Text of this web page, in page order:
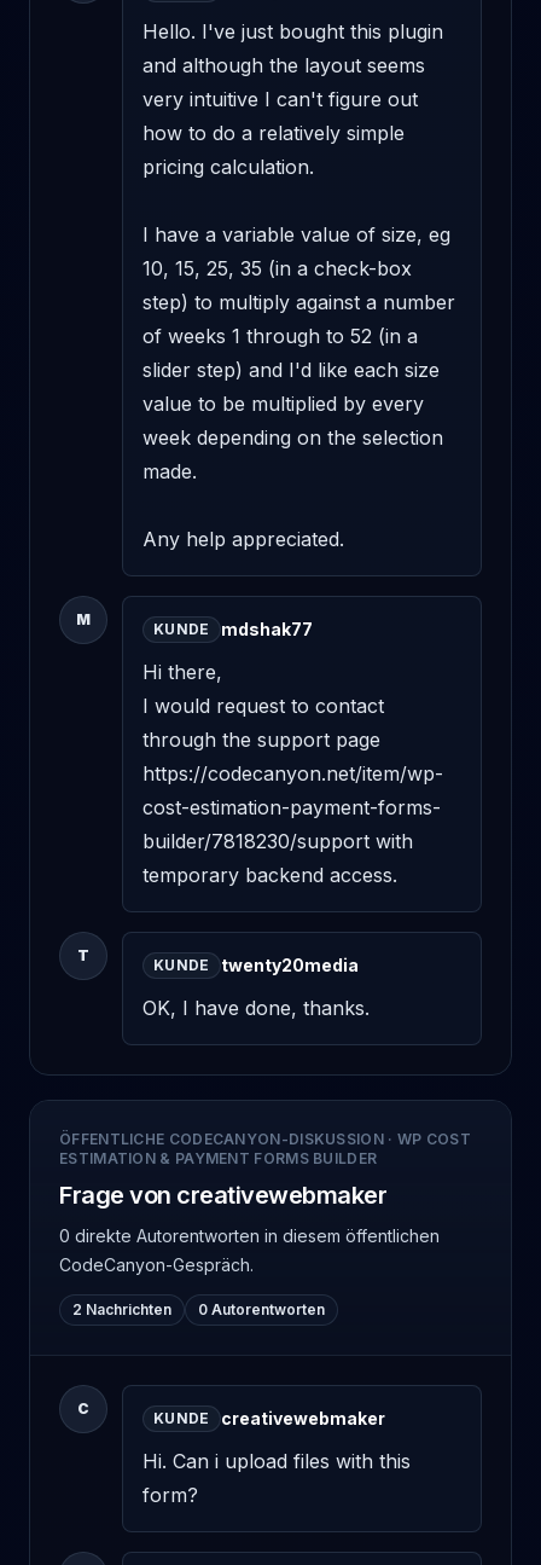
Hello. I've just bought this plugin
and although the layout seems
very intuitive I can't figure out
how to do a relatively simple
pricing calculation.
I have a variable value of size, eg
10, 15, 25, 35 (in a check-box
step) to multiply against a number
of weeks 1 through to 52 (in a
slider step) and I'd like each size
value to be multiplied by every
week depending on the selection
made.
Any help appreciated.
M
KUNDE mdshak77
Hi there,
I would request to contact
through the support page
https://codecanyon.net/item/wp-
cost-estimation-payment-forms-
builder/7818230/support with
temporary backend access.
T
KUNDE twenty20media
OK, I have done, thanks.
ÖFFENTLICHE CODECANYON-DISKUSSION· WP COST
ESTIMATION & PAYMENT FORMS BUILDER
Frage von creativewebmaker
0 direkte Autorentworten in diesem öffentlichen
CodeCanyon-Gespräch.
2 Nachrichten 0 Autorentworten
C
KUNDE creativewebmaker
Hi. Can i upload files with this
form?